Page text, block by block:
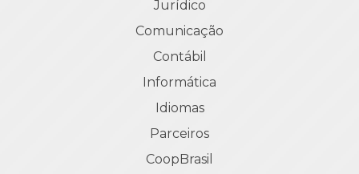
Jurídico
Comunicação
Contábil
Informática
Idiomas
Parceiros
CoopBrasil